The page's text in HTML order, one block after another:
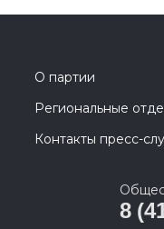
О партии
Региональные
Контакты пресс-
8